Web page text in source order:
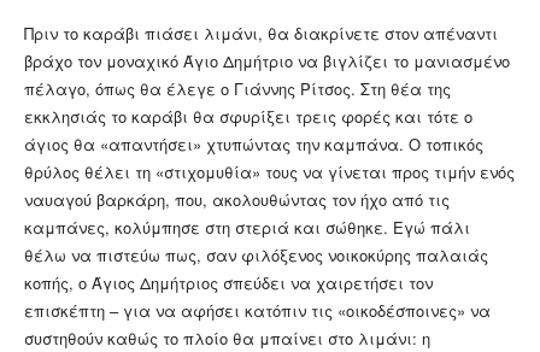
Πριν το καράβι πιάσει λιμάνι, θα διακρίνετε στον απέναντι
βράχο τον μοναχικό Άγιο Δημήτριο να βιγλίζει το μανιασμένο
πέλαγο, όπως θα έλεγε ο Γιάννης Ρίτσος. Στη θέα της
εκκλησιάς το καράβι θα σφυρίξει τρεις φορές και τότε ο
άγιος θα «απαντήσει» χτυπώντας την καμπάνα. Ο τοπικός
θρύλος θέλει τη «στιχομυθία» τους να γίνεται προς τιμήν ενός
ναυαγού βαρκάρη, που, ακολουθώντας τον ήχο από τις
καμπάνες, κολύμπησε στη στεριά και σώθηκε. Εγώ πάλι
θέλω να πιστεύω πως, σαν φιλόξενος νοικοκύρης παλαιάς
κοπής, ο Άγιος Δημήτριος σπεύδει να χαιρετήσει τον
επισκέπτη – για να αφήσει κατόπιν τις «οικοδέσποινες» να
συστηθούν καθώς το πλοίο θα μπαίνει στο λιμάνι: η